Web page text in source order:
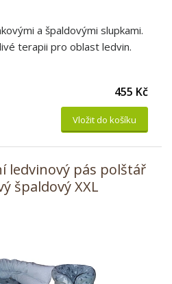
a špaldovými slupkami.
terapii pro oblast ledvin.
455 Kč
Vložit do košíku
ledvinový pás polštář
špaldový XXL